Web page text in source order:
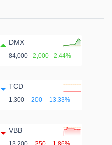
DMX
84,000 2,000 2.44%
TCD
1,300 -200 -13.33%
VBB